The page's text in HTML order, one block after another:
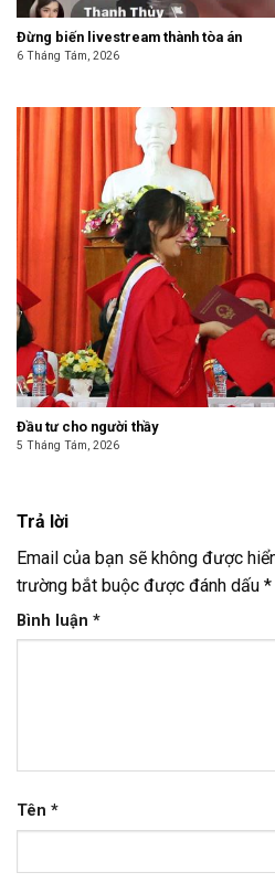
Đừng biến livestream thành tòa án
6 Tháng Tám, 2026
Đầu tư cho người thầy
5 Tháng Tám, 2026
Trả lời
Email của bạn sẽ không được
trường bắt buộc được đánh dấu *
Bình luận *
Tên *